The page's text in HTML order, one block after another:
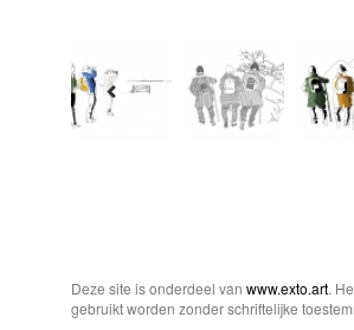
Deze site is onderdeel van www.exto.art.
gebruikt worden zonder schriftelijke